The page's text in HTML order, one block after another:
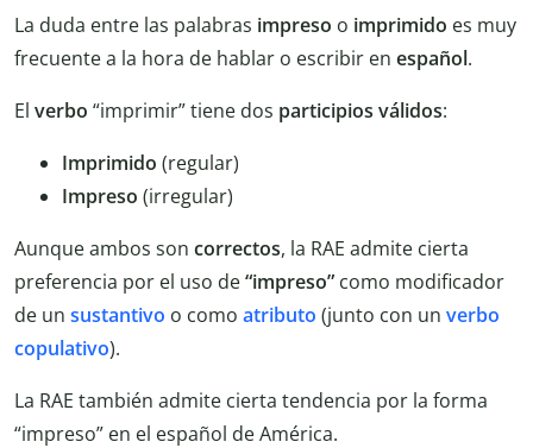
La duda entre las palabras impreso o imprimido es muy
frecuente a la hora de hablar o escribir en español.
El verbo “imprimir” tiene dos participios válidos:
Imprimido (regular)
Impreso (irregular)
Aunque ambos son correctos, la RAE admite cierta
preferencia por el uso de“impreso” como modificador
de un sustantivo o como atributo (junto con un verbo
copulativo).
La RAE también admite cierta tendencia por la forma
“impreso” en el español de América.